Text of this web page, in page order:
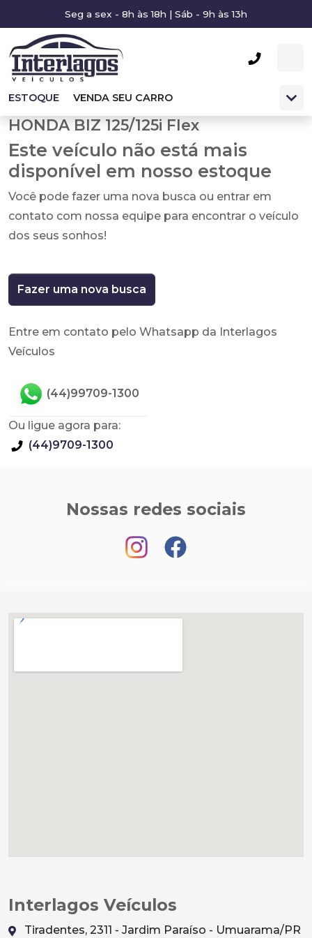
Seg a sex - 8h às 18h | Sáb - 9h às 13h
ESTOQUE VENDA SEU CARRO
HONDA BIZ 125/125i Flex
Este veículo não está mais
disponível em nosso estoque
Você pode fazer uma nova busca ou entrar em
contato com nossa equipe para encontrar o veículo
dos seus sonhos!
Fazer uma nova busca
Entre em contato pelo Whatsapp da Interlagos
Veículos
(44)99709-1300
Ou ligue agora para:
(44)9709-1300
Nossas redes sociais
Interlagos Veículos
Tiradentes, 2311 - Jardim Paraíso - Umuarama/PR